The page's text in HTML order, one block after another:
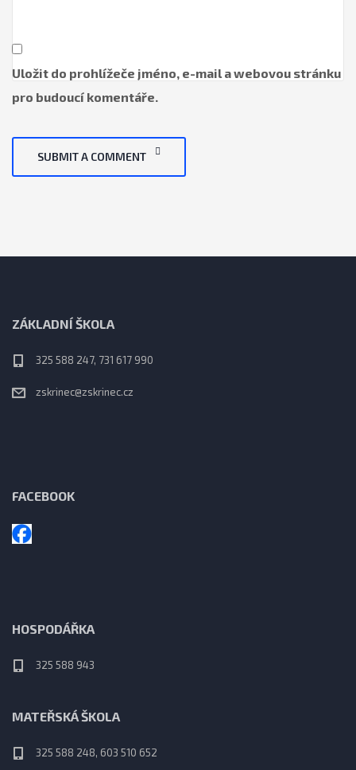
Uložit do prohlížeče jméno, e-mail a webovou stránku
pro budoucí komentáře.
SUBMIT A COMMENT
ZÁKLADNÍ ŠKOLA
325 588 247, 731 617 990
zskrinec@zskrinec.cz
FACEBOOK
HOSPODÁŘKA
325 588 943
MATEŘSKÁ ŠKOLA
325 588 248, 603 510 652